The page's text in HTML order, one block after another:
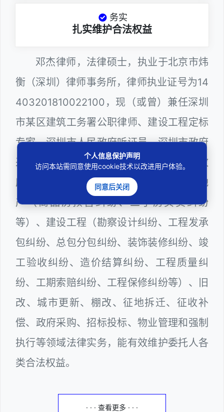
务实
扎实维护合法权益
邓杰律师，法律硕士，执业于北京市炜
衡（深圳）律师事务所，律师执业证号为14
403201810022100，现（或曾）兼任深圳
市某区建筑工务署公职律师、建设工程定标
专家、深圳市人民政府听证员、深圳市政府
采购评审专家（法律类），在建筑工务、政
府采购等城建部门工作多年，颇为熟悉房地
产（商品房预售纠纷、二手房买卖纠纷
等）、建设工程（勘察设计纠纷、工程发承
包纠纷、总包分包纠纷、装饰装修纠纷、竣
工验收纠纷、造价结算纠纷、工程质量纠
纷、工期索赔纠纷、工程保修纠纷等）、旧
改、城市更新、棚改、征地拆迁、征收补
偿、政府采购、招标投标、物业管理和强制
执行等领域法律实务，能有效维护委托人各
类合法权益。
· · · 查看更多 · · ·
个人信息保护声明
访问本站需同意使用cookie技术以改进用户体验。
同意后关闭